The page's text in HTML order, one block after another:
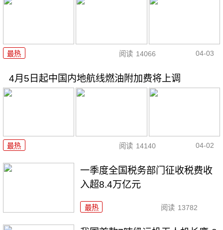
最热 阅读 14066 04-03
4月5日起中国内地航线燃油附加费将上调
最热 阅读 14140 04-02
一季度全国税务部门征收税费收
入超8.4万亿元
最热 阅读 13782